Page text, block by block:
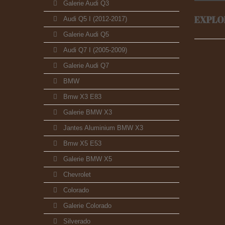
Galerie Audi Q3
Audi Q5 I (2012-2017)
Galerie Audi Q5
Audi Q7 I (2005-2009)
Galerie Audi Q7
BMW
Bmw X3 E83
Galerie BMW X3
Jantes Aluminium BMW X3
Bmw X5 E53
Galerie BMW X5
Chevrolet
Colorado
Galerie Colorado
Silverado